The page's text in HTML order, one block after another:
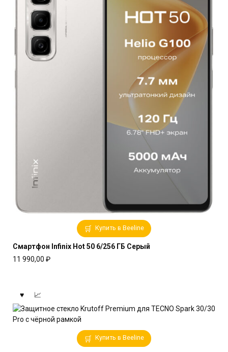
Купить в Beeline
Смартфон Infinix Hot 50 6/256 ГБ Серый
11 990,00 ₽
Купить в Beeline